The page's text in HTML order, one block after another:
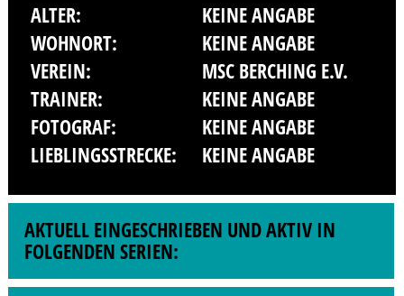
ALTER:
KEINE ANGABE
WOHNORT:
KEINE ANGABE
VEREIN:
MSC BERCHING E.V.
TRAINER:
KEINE ANGABE
FOTOGRAF:
KEINE ANGABE
LIEBLINGSSTRECKE:
KEINE ANGABE
AKTUELL EINGESCHRIEBEN UND AKTIV IN
FOLGENDEN SERIEN: